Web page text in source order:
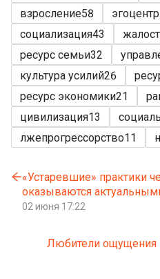
взросление58
социализация43
ресурс семьи32
культура усилий26
ресурс экономики21
цивилизация13
лжепрогрессорство11
«Устаревшие» практики
оказываются
02 июня 17:22
Любители ощущения